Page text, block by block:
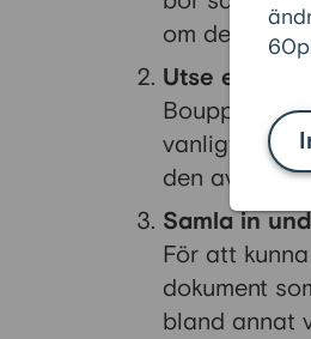
om de inte
Utse en
vanligtvis en
den avlidnes
Samla in
För att
dokument
bland annat